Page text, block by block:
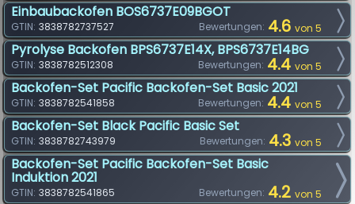
Einbaubackofen BOS6737E09BGOT
Bewertungen: 4.6 von 5
GTIN: 3838782737527
Pyrolyse Backofen BPS6737E14X, BPS6737E14BG
Bewertungen: 4.4 von 5
GTIN: 3838782512308
Backofen-Set Pacific Backofen-Set Basic 2021
Bewertungen: 4.4 von 5
GTIN: 3838782541858
Backofen-Set Black Pacific Basic Set
Bewertungen: 4.3 von 5
GTIN: 3838782743979
Backofen-Set Pacific Backofen-Set Basic
Induktion 2021
Bewertungen: 4.2 von 5
GTIN: 3838782541865